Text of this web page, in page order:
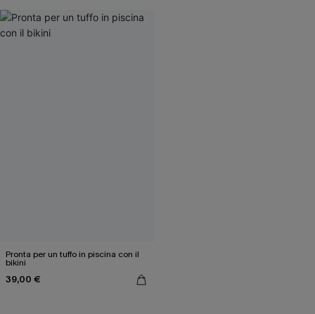
Pronta per un tuffo in piscina con il
bikini
39,00 €